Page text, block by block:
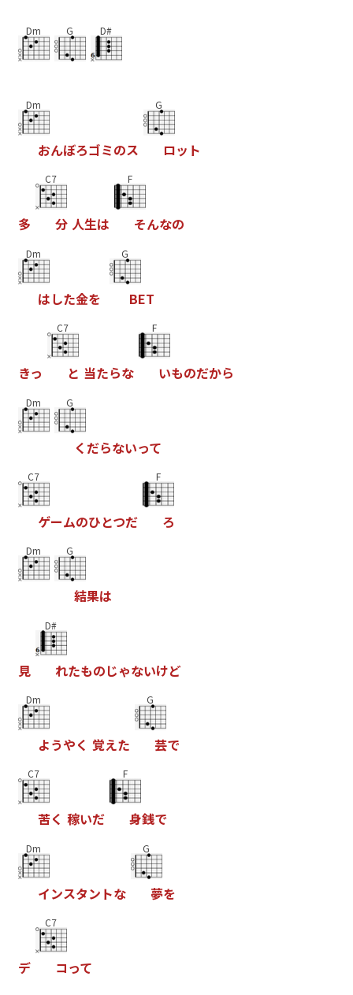
Dm G D#
Dm
おんぼろゴミのス
G
ロッ ト
多
C7
分 人生は
F
そんなの
Dm
はした金を
G
BET
きっ
C7
と 当たらな
F
いものだから
Dm G
く だらないって
C7
ゲームのひとつだ
F
ろ
Dm G
結果は
見
D#
れたものじゃないけど
Dm
ようやく 覚えた
G
芸で
C7
苦く 稼いだ
F
身銭で
Dm
インスタン トな
G
夢を
デ
C7
コって